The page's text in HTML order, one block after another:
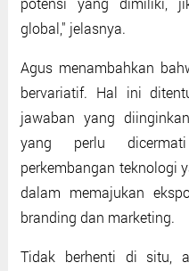
global," jelasnya.
Agus menambahkan
bervariatif. Hal ini
jawaban yang
yang perlu
perkembangan teknologi
dalam memajukan
branding dan marketing.
Tidak berhenti di situ,